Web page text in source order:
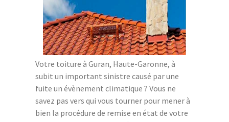
Votre toiture à Guran, Haute-Garonne, à
subit un important sinistre causé par une
fuite un évènement climatique ? Vous ne
savez pas vers qui vous tourner pour mener à
bien la procédure de remise en état de votre